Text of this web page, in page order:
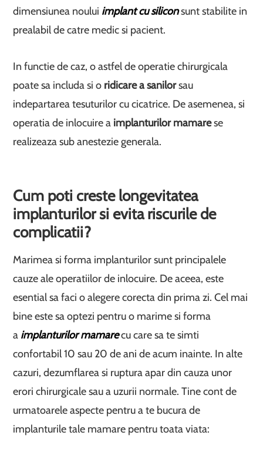
dimensiunea noului implant cu siliconsunt stabilite in
prealabil de catre medic si pacient.
In functie de caz, o astfel de operatie chirurgicala
poate sa includa si o ridicare a sanilorsau
indepartarea tesuturilor cu cicatrice. De asemenea, si
operatia de inlocuire a implanturilor mamarese
realizeaza sub anestezie generala.
Cum poti creste longevitatea
implanturilor si evita riscurile de
complicatii?
Marimea si forma implanturilor sunt principalele
cauze ale operatiilor de inlocuire. De aceea, este
esential sa faci o alegere corecta din prima zi. Cel mai
bine este sa optezi pentru o marime si forma
a implanturilor mamarecu care sa te simti
confortabil 10 sau 20 de ani de acum inainte. In alte
cazuri, dezumflarea si ruptura apar din cauza unor
erori chirurgicale sau a uzurii normale. Tine cont de
urmatoarele aspecte pentru a te bucura de
implanturile tale mamare pentru toata viata: